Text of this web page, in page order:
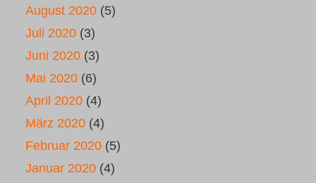
August 2020 (5)
Juli 2020 (3)
Juni 2020 (3)
Mai 2020 (6)
April 2020 (4)
März 2020 (4)
Februar 2020 (5)
Januar 2020 (4)